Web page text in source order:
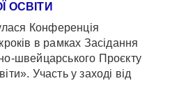
ОСВІТИ
Конференція
в рамках Засідання
швейцарського Проєкту
Участь у заході від